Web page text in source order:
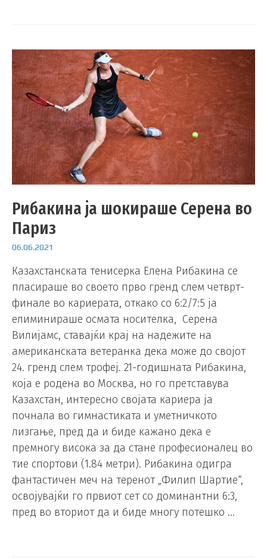
Рибакина ја шокираше Серена во
Париз
06.06.2021
Казахстанската тенисерка Елена Рибакина се
пласираше во своето прво гренд слем четврт-
финале во кариерата, откако со 6:2/7:5 ја
елиминираше осмата носителка, Серена
Вилијамс, ставајќи крај на надежите на
американската ветеранка дека може до својот
24. гренд слем трофеј. 21-годишната Рибакина,
која е родена во Москва, но го претставува
Казахстан, интересно својата кариера ја
почнала во гимнастиката и уметничкото
лизгање, пред да и биде кажано дека е
премногу висока за да стане професионалец во
тие спортови (1.84 метри). Рибакина одигра
фантастичен меч на теренот „Филип Шартие“,
освојувајќи го првиот сет со доминантни 6:3,
пред во вториот да и биде многу потешко …